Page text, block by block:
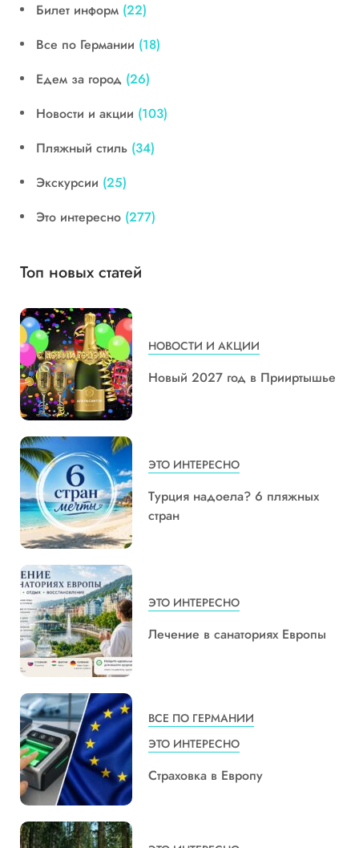
Билет информ (22)
Все по Германии (18)
Едем за город (26)
Новости и акции (103)
Пляжный стиль (34)
Экскурсии (25)
Это интересно (277)
Топ новых статей
НОВОСТИ И АКЦИИ
Новый 2027 год в Прииртышье
ЭТО ИНТЕРЕСНО
Турция надоела? 6 пляжных
стран
ЭТО ИНТЕРЕСНО
Лечение в санаториях Европы
ВСЕ ПО ГЕРМАНИИ
ЭТО ИНТЕРЕСНО
Страховка в Европу